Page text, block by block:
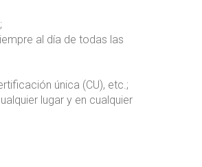
al día de todas las
única (CU), etc.;
lugar y en cualquier